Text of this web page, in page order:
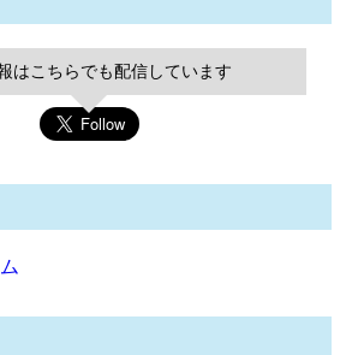
はこちらでも配信しています